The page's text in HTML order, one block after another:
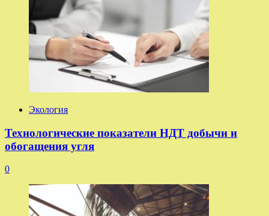
Экология
Технологические показатели НДТ добычи и
обогащения угля
0